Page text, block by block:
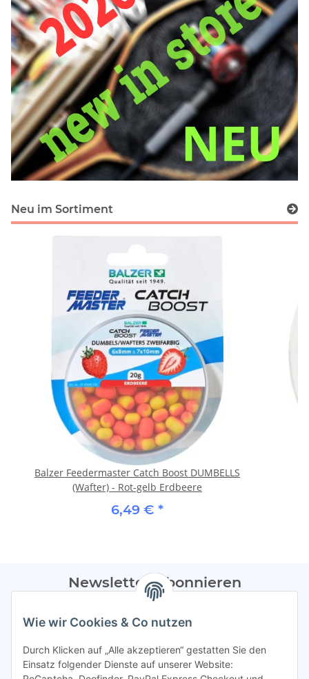
Neu im Sortiment
Balzer Feedermaster Catch Boost DUMBELLS
(Wafter) - Rot-gelb Erdbeere
6,49 € *
Newsletter Abonnieren
Bitte sendet mir entsprechend eurer
regelmäßig Infos zu euren Aktionen per E-Mail zu.
Abonnieren
Wie wir Cookies & Co nutzen
Durch Klicken auf „Alle akzeptieren“ gestatten Sie den
Einsatz folgender Dienste auf unserer Website: